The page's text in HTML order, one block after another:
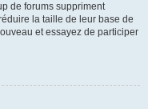
de forums suppriment
la taille de leur base de
et essayez de participer